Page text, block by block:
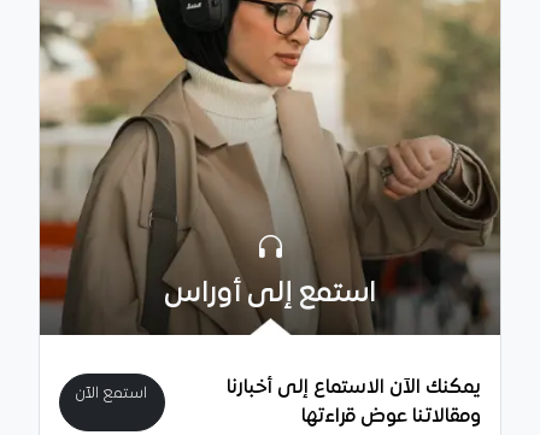
استمع إلى أوراس
يمكنك الآن الاستماع إلى أخبارنا
ومقالاتنا عوض قراءتها
استمع الآن